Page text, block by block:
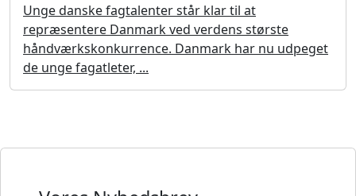
Unge danske fagtalenter står klar til at
repræsentere Danmark ved verdens største
håndværkskonkurrence. Danmark har nu udpeget
de unge fagatleter, ...